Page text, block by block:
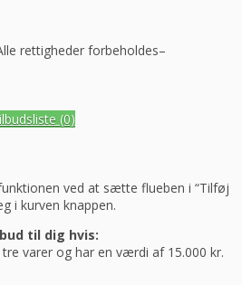
rettigheder forbeholdes–
(0)
ved at sætte flueben i “Tilføj
i kurven knappen.
til dig hvis:
varer og har en værdi af 15.000 kr.